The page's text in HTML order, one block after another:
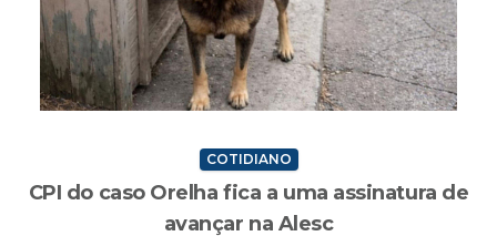
COTIDIANO
avançar na Alesc
Com 13 assinaturas confirmadas, comissão
pretende analisar provas, procedimentos e a